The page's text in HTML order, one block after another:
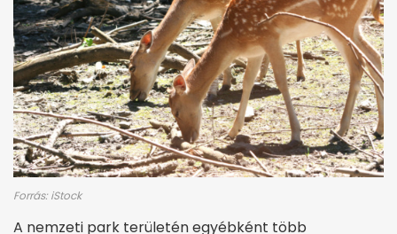
Forrás: iStock
A nemzeti park területén egyébként több